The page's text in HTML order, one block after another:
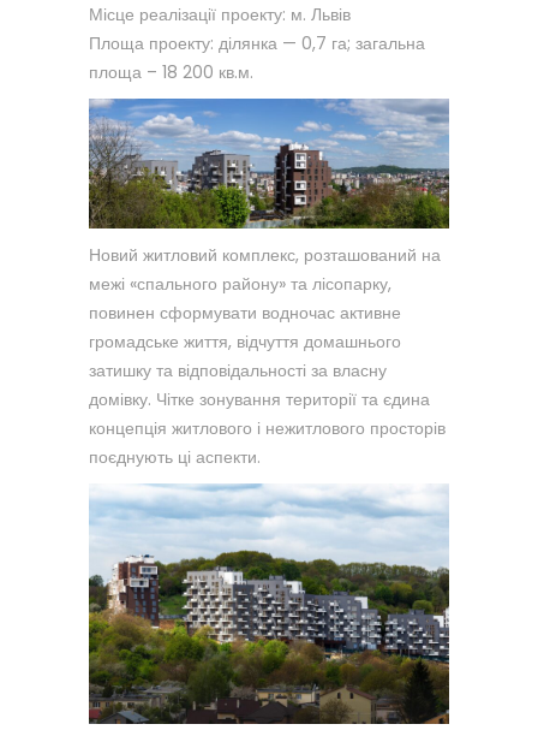
Місце реалізації проекту: м. Львів
Площа проекту: ділянка — 0,7 га; загальна
площа – 18 200 кв.м.
Новий житловий комплекс, розташований на
межі «спального району» та лісопарку,
повинен сформувати водночас активне
громадське життя, відчуття домашнього
затишку та відповідальності за власну
домівку. Чітке зонування території та єдина
концепція житлового і нежитлового просторів
поєднують ці аспекти.